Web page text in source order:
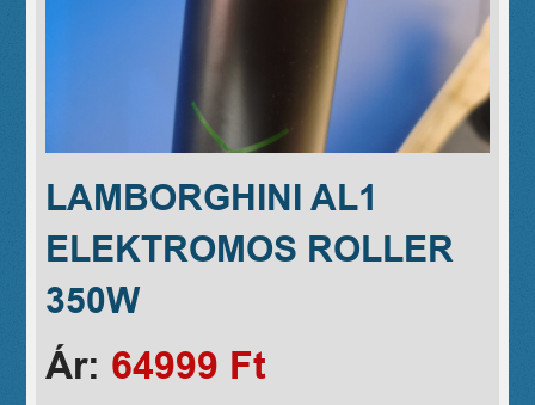
LAMBORGHINI AL1
ELEKTROMOS ROLLER
350W
Ár: 64999 Ft